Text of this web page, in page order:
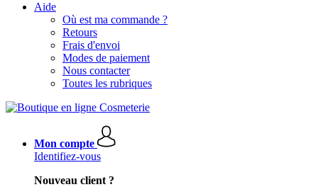
Aide
Où est ma commande ?
Retours
Frais d'envoi
Modes de paiement
Nous contacter
Toutes les rubriques
Mon compte
Identifiez-vous
Nouveau client ?